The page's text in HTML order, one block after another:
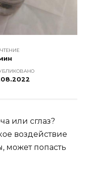
или сглаз?
воздействие
может попасть